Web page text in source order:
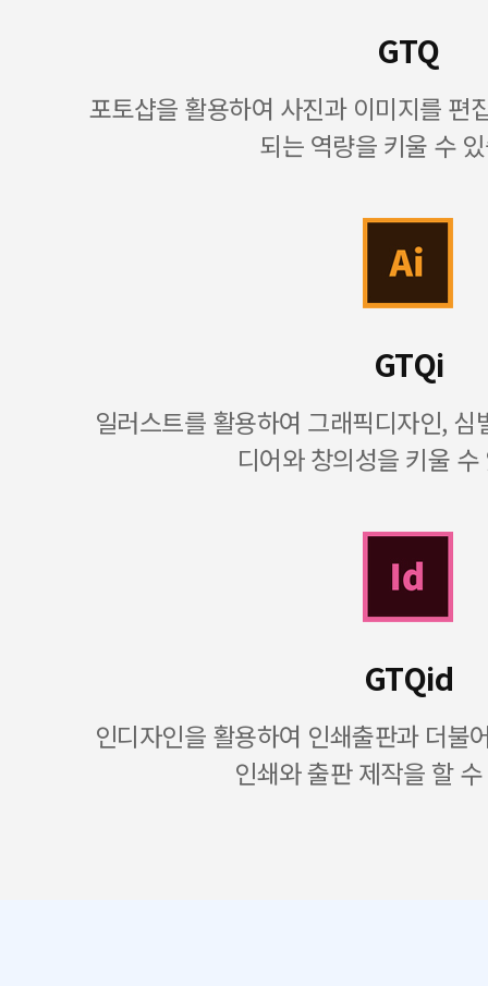
GTQ
포토샵을 활용하여 사진과 이미지를 편
되는 역량을 키울 수
GTQi
일러스트를 활용하여 그래픽디자인,
디어와 창의성을 키울 수
GTQid
인디자인을 활용하여 인쇄출판과 더불
인쇄와 출판 제작을 할